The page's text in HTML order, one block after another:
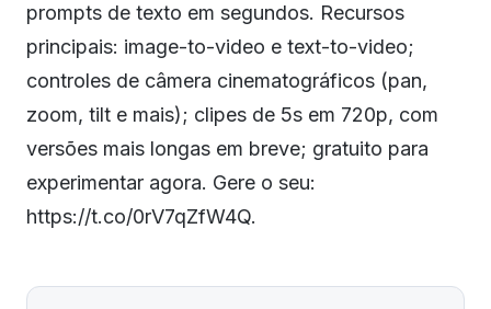
prompts de texto em segundos. Recursos
principais: image-to-video e text-to-video;
controles de câmera cinematográficos (pan,
zoom, tilt e mais); clipes de 5s em 720p, com
versões mais longas em breve; gratuito para
experimentar agora. Gere o seu:
https://t.co/0rV7qZfW4Q.